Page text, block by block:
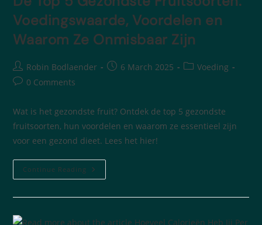
Voedingswaarde, Voordelen en
Waarom Ze Onmisbaar Zijn
Robin Bodlaender 6 March 2025
Voeding
0 Comments
Wat is het gezondste fruit? Ontdek de top 5 gezondste
fruitsoorten, hun voordelen en waarom ze essentieel zijn
voor een gezond dieet. Lees het hier!
Continue Reading